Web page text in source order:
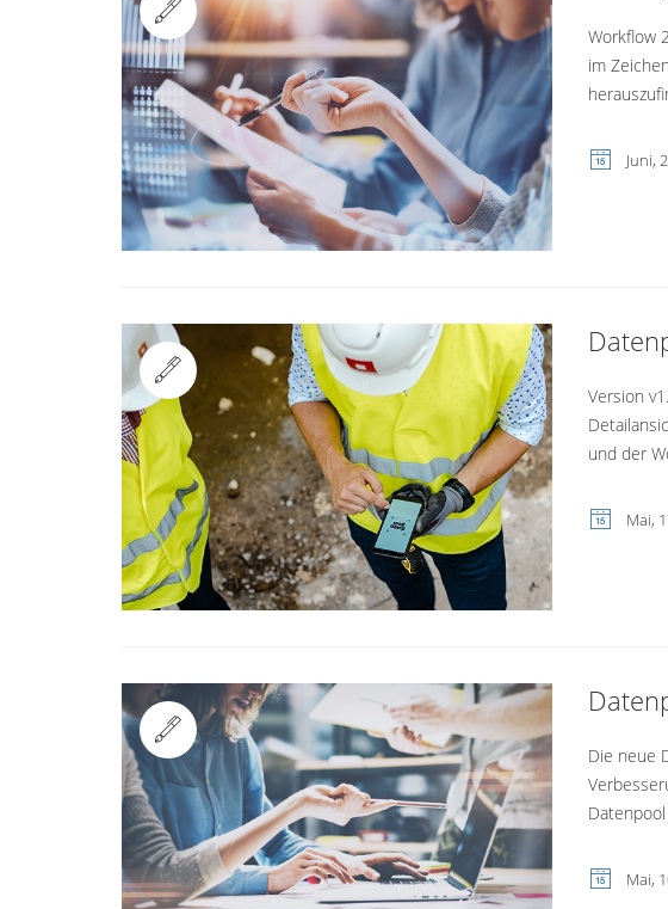
Standard
Workflow
im
Juni,
Standard
Version
und der
Mai,
Standard
Die neue
Mai,